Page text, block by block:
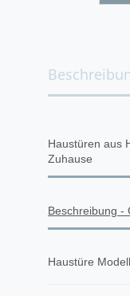
Haustüren aus
Zuhause
Beschreibung -
Haustüre